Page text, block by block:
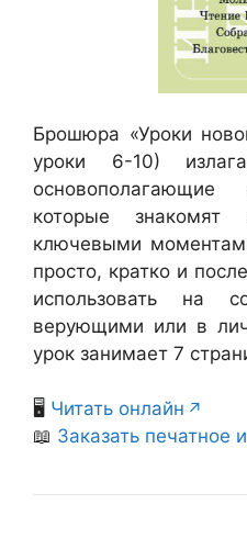
Брошюра «Уроки
уроки 6-10)
которые
ключевыми
просто, кратко и
использовать на
верующими или в
урок занимает 7
🖥️ Читать онлайн
📖 Заказать печатное